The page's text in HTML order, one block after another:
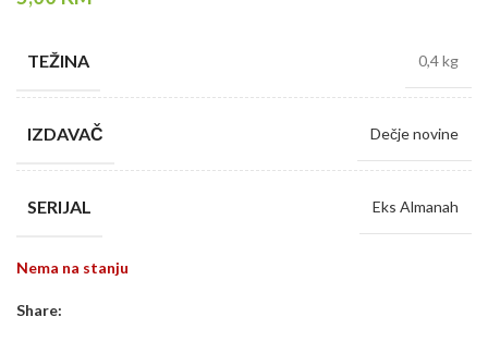
TEŽINA 0,4 kg
IZDAVAČ Dečje novine
SERIJAL Eks Almanah
Nema na stanju
Share: